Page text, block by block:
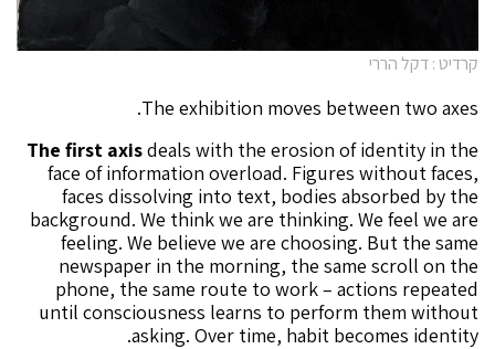
קרדיט : דקל הררי
The exhibition moves between two axes.
The first axisdeals with the erosion of identity in the
face of information overload. Figures without faces,
faces dissolving into text, bodies absorbed by the
background. We think we are thinking. We feel we are
feeling. We believe we are choosing. But the same
newspaper in the morning, the same scroll on the
phone, the same route to work – actions repeated
until consciousness learns to perform them without
asking. Over time, habit becomes identity.